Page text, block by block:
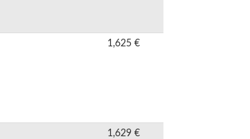
1,625 €
1,629 €